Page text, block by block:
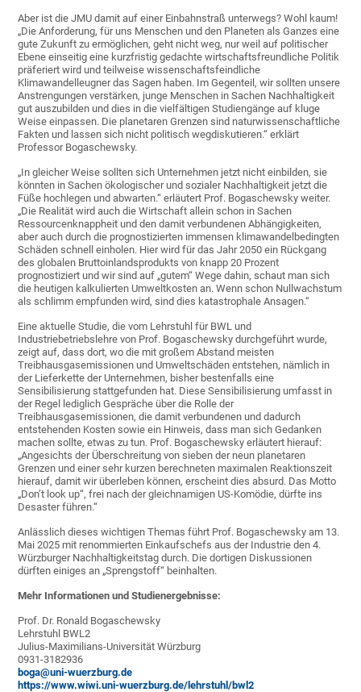
Aber ist die JMU damit auf einer Einbahnstraß unterwegs? Wohl kaum!
„Die Anforderung, für uns Menschen und den Planeten als Ganzes eine
gute Zukunft zu ermöglichen, geht nicht weg, nur weil auf politischer
Ebene einseitig eine kurzfristig gedachte wirtschaftsfreundliche Politik
präferiert wird und teilweise wissenschaftsfeindliche
Klimawandelleugner das Sagen haben. Im Gegenteil, wir sollten unsere
Anstrengungen verstärken, junge Menschen in Sachen Nachhaltigkeit
gut auszubilden und dies in die vielfältigen Studiengänge auf kluge
Weise einpassen. Die planetaren Grenzen sind naturwissenschaftliche
Fakten und lassen sich nicht politisch wegdiskutieren.“ erklärt
Professor Bogaschewsky.
„In gleicher Weise sollten sich Unternehmen jetzt nicht einbilden, sie
könnten in Sachen ökologischer und sozialer Nachhaltigkeit jetzt die
Füße hochlegen und abwarten.“ erläutert Prof. Bogaschewsky weiter.
„Die Realität wird auch die Wirtschaft allein schon in Sachen
Ressourcenknappheit und den damit verbundenen Abhängigkeiten,
aber auch durch die prognostizierten immensen klimawandelbedingten
Schäden schnell einholen. Hier wird für das Jahr 2050 ein Rückgang
des globalen Bruttoinlandsprodukts von knapp 20 Prozent
prognostiziert und wir sind auf „gutem“ Wege dahin, schaut man sich
die heutigen kalkulierten Umweltkosten an. Wenn schon Nullwachstum
als schlimm empfunden wird, sind dies katastrophale Ansagen.“
Eine aktuelle Studie, die vom Lehrstuhl für BWL und
Industriebetriebslehre von Prof. Bogaschewsky durchgeführt wurde,
zeigt auf, dass dort, wo die mit großem Abstand meisten
Treibhausgasemissionen und Umweltschäden entstehen, nämlich in
der Lieferkette der Unternehmen, bisher bestenfalls eine
Sensibilisierung stattgefunden hat. Diese Sensibilisierung umfasst in
der Regel lediglich Gespräche über die Rolle der
Treibhausgasemissionen, die damit verbundenen und dadurch
entstehenden Kosten sowie ein Hinweis, dass man sich Gedanken
machen sollte, etwas zu tun. Prof. Bogaschewsky erläutert hierauf:
„Angesichts der Überschreitung von sieben der neun planetaren
Grenzen und einer sehr kurzen berechneten maximalen Reaktionszeit
hierauf, damit wir überleben können, erscheint dies absurd. Das Motto
„Don’t look up“, frei nach der gleichnamigen US-Komödie, dürfte ins
Desaster führen.“
Anlässlich dieses wichtigen Themas führt Prof. Bogaschewsky am 13.
Mai 2025 mit renommierten Einkaufschefs aus der Industrie den 4.
Würzburger Nachhaltigkeitstag durch. Die dortigen Diskussionen
dürften einiges an „Sprengstoff“ beinhalten.
Mehr Informationen und Studienergebnisse:
Prof. Dr. Ronald Bogaschewsky
Lehrstuhl BWL2
Julius-Maximilians-Universität Würzburg
0931-3182936
boga@uni-wuerzburg.de
https://www.wiwi.uni-wuerzburg.de/lehrstuhl/bwl2